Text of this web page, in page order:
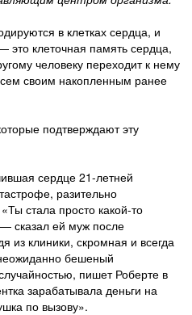
в клетках сердца, и
клеточная память сердца,
человеку переходит к нему
своим накопленным ранее
подтверждают эту
сердце 21-летней
разительно
стала просто какой-то
сказал ей муж после
из клиники, скромная и всегда
бешеный
пишет Роберте в
зарабатывала деньги на
по вызову».